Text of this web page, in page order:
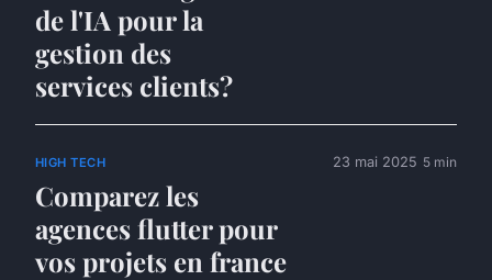
de l'IA pour la
gestion des
services clients?
HIGH TECH
Comparez les
agences flutter pour
vos projets en france
23 mai 2025 5 min